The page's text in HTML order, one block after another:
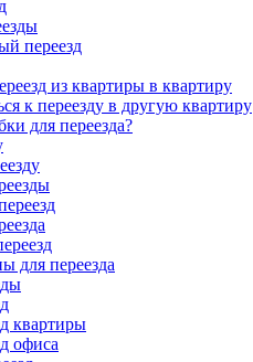
переезд
из квартиры в квартиру
к переезду в другую квартиру
для переезда?
для переезда
квартиры
офиса